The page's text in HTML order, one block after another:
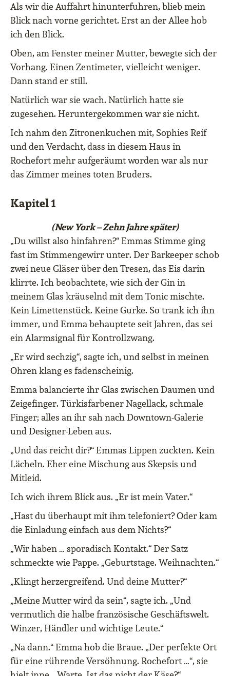
Als wir die Auffahrt hinunterfuhren, blieb mein
Blick nach vorne gerichtet. Erst an der Allee hob
ich den Blick.
Oben, am Fenster meiner Mutter, bewegte sich der
Vorhang. Einen Zentimeter, vielleicht weniger.
Dann stand er still.
Natürlich war sie wach. Natürlich hatte sie
zugesehen. Heruntergekommen war sie nicht.
Ich nahm den Zitronenkuchen mit, Sophies Reif
und den Verdacht, dass in diesem Haus in
Rochefort mehr aufgeräumt worden war als nur
das Zimmer meines toten Bruders.
Kapitel 1
(New York – Zehn Jahre später)
„Du willst also hinfahren?“ Emmas Stimme ging
fast im Stimmengewirr unter. Der Barkeeper schob
zwei neue Gläser über den Tresen, das Eis darin
klirrte. Ich beobachtete, wie sich der Gin in
meinem Glas kräuselnd mit dem Tonic mischte.
Kein Limettenstück. Keine Gurke. So trank ich ihn
immer, und Emma behauptete seit Jahren, das sei
ein Alarmsignal für Kontrollzwang.
„Er wird sechzig“, sagte ich, und selbst in meinen
Ohren klang es fadenscheinig.
Emma balancierte ihr Glas zwischen Daumen und
Zeigefinger. Türkisfarbener Nagellack, schmale
Finger; alles an ihr sah nach Downtown-Galerie
und Designer-Leben aus.
„Und das reicht dir?“ Emmas Lippen zuckten. Kein
Lächeln. Eher eine Mischung aus Skepsis und
Mitleid.
Ich wich ihrem Blick aus. „Er ist mein Vater.“
„Hast du überhaupt mit ihm telefoniert? Oder kam
die Einladung einfach aus dem Nichts?“
„Wir haben … sporadisch Kontakt.“ Der Satz
schmeckte wie Pappe. „Geburtstage. Weihnachten.“
„Klingt herzergreifend. Und deine Mutter?“
„Meine Mutter wird da sein“, sagte ich. „Und
vermutlich die halbe französische Geschäftswelt.
Winzer, Händler und wichtige Leute.“
„Na dann.“ Emma hob die Braue. „Der perfekte Ort
für eine rührende Versöhnung. Rochefort …“, sie